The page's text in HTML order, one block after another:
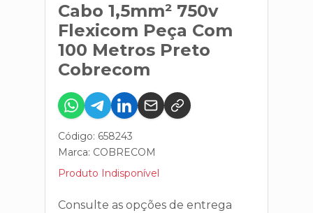
Cabo 1,5mm² 750v
Flexicom Peça Com
100 Metros Preto
Cobrecom
Código: 658243
Marca: COBRECOM
Produto Indisponível
Consulte as opções de entrega